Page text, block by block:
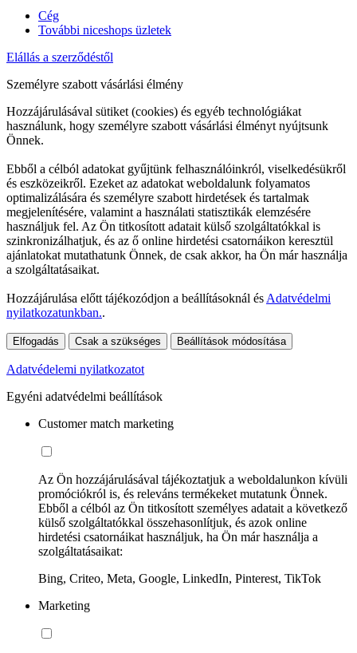
Cég
További niceshops üzletek
Elállás a szerződéstől
Személyre szabott vásárlási élmény
Hozzájárulásával sütiket (cookies) és egyéb technológiákat
használunk, hogy személyre szabott vásárlási élményt nyújtsunk
Önnek.
Ebből a célból adatokat gyűjtünk felhasználóinkról, viselkedésükről
és eszközeikről. Ezeket az adatokat weboldalunk folyamatos
optimalizálására és személyre szabott hirdetések és tartalmak
megjelenítésére, valamint a használati statisztikák elemzésére
használjuk fel. Az Ön titkosított adatait külső szolgáltatókkal is
szinkronizálhatjuk, és az ő online hirdetési csatornáikon keresztül
ajánlatokat mutathatunk Önnek, de csak akkor, ha Ön már használja
a szolgáltatásaikat.
Hozzájárulása előtt tájékozódjon a beállításoknál és Adatvédelmi
nyilatkozatunkban..
Elfogadás Csak a szükséges Beállítások módosítása
Adatvédelemi nyilatkozatot
Egyéni adatvédelmi beállítások
Customer match marketing
Az Ön hozzájárulásával tájékoztatjuk a weboldalunkon kívüli
promóciókról is, és releváns termékeket mutatunk Önnek.
Ebből a célból az Ön titkosított személyes adatait a következő
külső szolgáltatókkal összehasonlítjuk, és azok online
hirdetési csatornáikat használjuk, ha Ön már használja a
szolgáltatásaikat:
Bing, Criteo, Meta, Google, LinkedIn, Pinterest, TikTok
Marketing